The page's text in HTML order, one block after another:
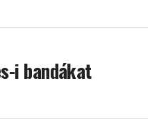
i bandákat